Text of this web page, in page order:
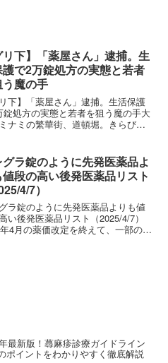
リ下】「薬屋さん」逮捕。生
で2万錠処方の実態と若者
う魔の手
リ下】「薬屋さん」逮捕。生活保護
錠処方の実態と若者を狙う魔の手大
ナミの繁華街、道頓堀。きらびや
の間で、一人の男が「薬屋さん」
れていました。2...
グラ錠のように先発医薬品よ
値段の高い後発医薬品リスト
4/7）
ラ錠のように先発医薬品よりも値
い後発医薬品リスト（2025/4/7）
4月の薬価改定を終えて、一部の医
最新版！蕁麻疹診療ガイドライン
ポイントをわかりやすく徹底解説